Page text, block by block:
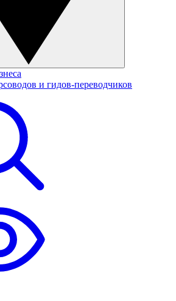
и гидов-переводчиков